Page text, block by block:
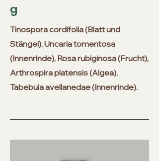
g
Tinospora cordifolia (Blatt und
Stängel), Uncaria tomentosa
(Innenrinde), Rosa rubiginosa (Frucht),
Arthrospira platensis (Algea),
Tabebuia avellanedae (Innenrinde).